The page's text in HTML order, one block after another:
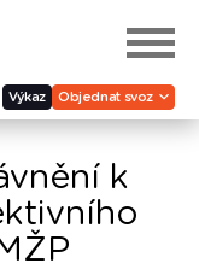
Výkaz Objednat svoz
k